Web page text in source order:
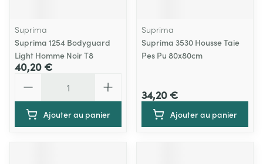
Suprima
Suprima 1254 Bodyguard
Light Homme Noir T8
40,20 €
Ajouter au panier
Suprima
Suprima 3530 Housse Taie
Pes Pu 80x80cm
34,20 €
Ajouter au panier